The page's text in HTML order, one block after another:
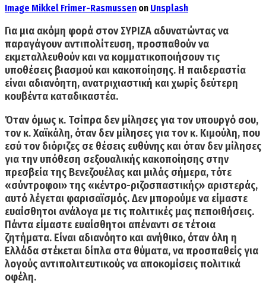
Image Mikkel Frimer-Rasmussen on Unsplash
Για μια ακόμη φορά στον ΣΥΡΙΖΑ αδυνατώντας να
παραγάγουν αντιπολίτευση, προσπαθούν να
εκμεταλλευθούν και να κομματικοποιήσουν τις
υποθέσεις βιασμού και κακοποίησης. Η παιδεραστία
είναι αδιανόητη, ανατριχιαστική και χωρίς δεύτερη
κουβέντα καταδικαστέα.
Όταν όμως κ. Τσίπρα δεν μίλησες για τον υπουργό σου,
τον κ. Χαϊκάλη, όταν δεν μίλησες για τον κ. Κιμούλη, που
εσύ τον διόριζες σε θέσεις ευθύνης και όταν δεν μίλησες
για την υπόθεση σεξουαλικής κακοποίησης στην
πρεσβεία της Βενεζουέλας και μιλάς σήμερα, τότε
«σύντροφοι» της «κέντρο-ριζοσπαστικής» αριστεράς,
αυτό λέγεται φαρισαϊσμός.Δεν μπορούμε να είμαστε
ευαίσθητοι ανάλογα με τις πολιτικές μας πεποιθήσεις.
Πάντα είμαστε ευαίσθητοι απέναντι σε τέτοια
ζητήματα. Είναι αδιανόητο και ανήθικο, όταν όλη η
Ελλάδα στέκεται δίπλα στα θύματα, να προσπαθείς για
λογούς αντιπολιτευτικούς να αποκομίσεις πολιτικά
οφέλη.